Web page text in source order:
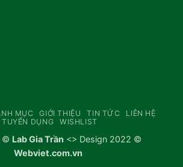
MỤC GIỚI THIỆU TIN TỨC
LIÊN HỆ
TUYỂN DỤNG
WISHLIST
© Lab Gia Trần <> Design 2022 ©
Webviet.com.vn